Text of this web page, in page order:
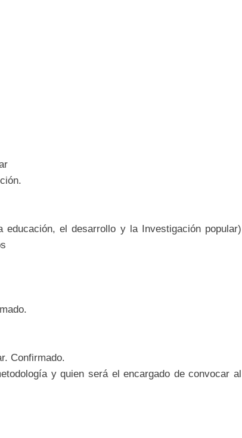
el desarrollo y la Investigación popular)
Confirmado.
y quien será el encargado de convocar al